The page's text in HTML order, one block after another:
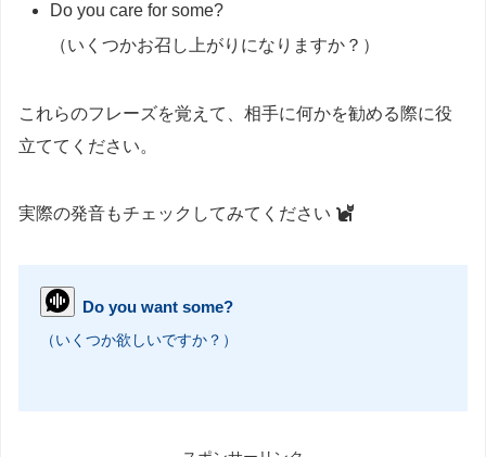
Do you care for some?
（いくつかお召し上がりになりますか？）
これらのフレーズを覚えて、相手に何かを勧める際に役
立ててください。
実際の発音もチェックしてみてください
Do you want some?
（いくつか欲しいですか？）